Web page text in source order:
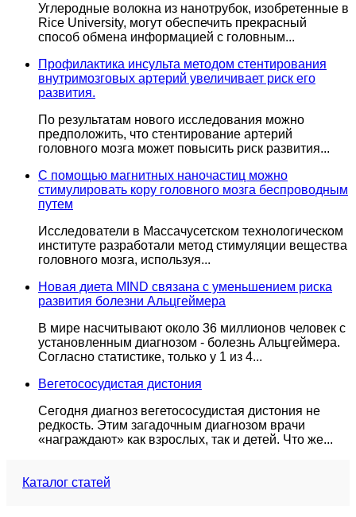
Углеродные волокна из нанотрубок, изобретенные в
Rice University, могут обеспечить прекрасный
способ обмена информацией с головным...
Профилактика инсульта методом стентирования
внутримозговых артерий увеличивает риск его
развития.
По результатам нового исследования можно
предположить, что стентирование артерий
головного мозга может повысить риск развития...
С помощью магнитных наночастиц можно
стимулировать кору головного мозга беспроводным
путем
Исследователи в Массачусетском технологическом
институте разработали метод стимуляции вещества
головного мозга, используя...
Новая диета MIND связана с уменьшением риска
развития болезни Альцгеймера
В мире насчитывают около 36 миллионов человек с
установленным диагнозом - болезнь Альцгеймера.
Согласно статистике, только у 1 из 4...
Вегетососудистая дистония
Сегодня диагноз вегетососудистая дистония не
редкость. Этим загадочным диагнозом врачи
«награждают» как взрослых, так и детей. Что же...
Каталог статей